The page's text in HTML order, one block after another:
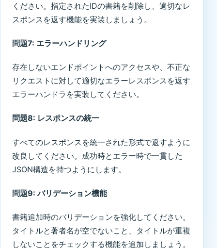
ください。指定されたIDの書籍を削除し、適切なレ
スポンスを返す機能を実装しましょう。
問題7: エラーハンドリング
存在しないエンドポイントへのアクセスや、不正な
リクエストに対して適切なエラーレスポンスを返す
エラーハンドラを実装してください。
問題8: レスポンスの統一
すべてのレスポンスを統一された形式で返すように
改良してください。成功時とエラー時で一貫した
JSON構造を持つようにします。
問題9: バリデーション機能
書籍追加時のバリデーションを強化してください。
タイトルと著者名が空でないこと、タイトルが重複
しないことをチェックする機能を追加しましょう。